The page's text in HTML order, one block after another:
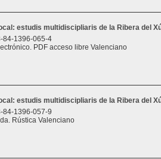
estudis multidiscipliaris de la Ribera del
84-1396-065-4
PDF acceso libre Valenciano
estudis multidiscipliaris de la Ribera del
84-1396-057-9
Rústica Valenciano